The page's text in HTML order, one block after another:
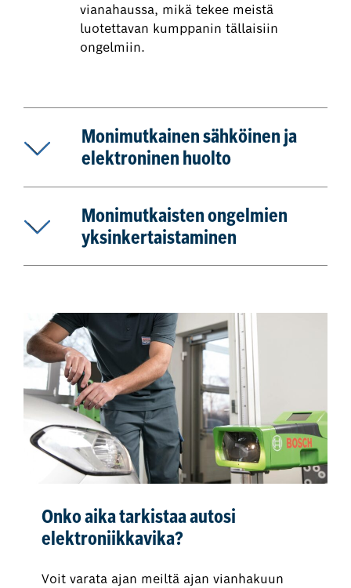
vianahaussa, mikä tekee meistä
luotettavan kumppanin tällaisiin
ongelmiin.
Monimutkainen sähköinen ja
elektroninen huolto
Monimutkaisten ongelmien
yksinkertaistaminen
Onko aika tarkistaa autosi
elektroniikkavika?
Voit varata ajan meiltä ajan vianhakuun